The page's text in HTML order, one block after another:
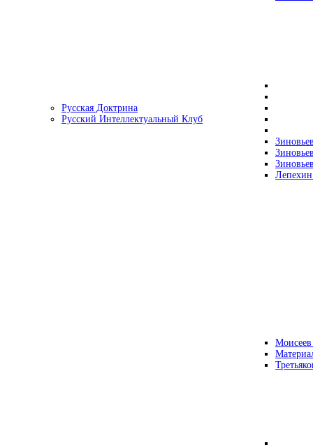
Русская Доктрина
Русский Интеллектуальный Клуб